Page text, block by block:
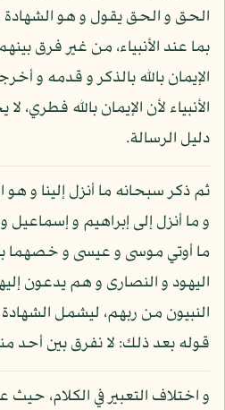
الحق و الحق يقول و هو الشهادة
بما عند الأنبياء، من غير فرق
الإيمان بالله بالذكر و قدمه و
الأنبياء لأن الإيمان بالله فطري،
دليل الرسالة.
ثم ذكر سبحانه ما أنزل إلينا و هو
و ما أنزل إلى إبراهيم و
ما أوتي موسى و عيسى و خصهما
اليهود و النصارى و هم يدعون
النبيون من ربهم، ليشمل
قوله بعد ذلك: لا نفرق بين أحد
و اختلاف التعبير في الكلام، حيث